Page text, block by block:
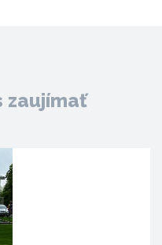
zaujímať